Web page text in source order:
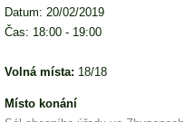
Datum: 20/02/2019
Čas: 18:00 - 19:00
Volná místa: 18/18
Místo konání